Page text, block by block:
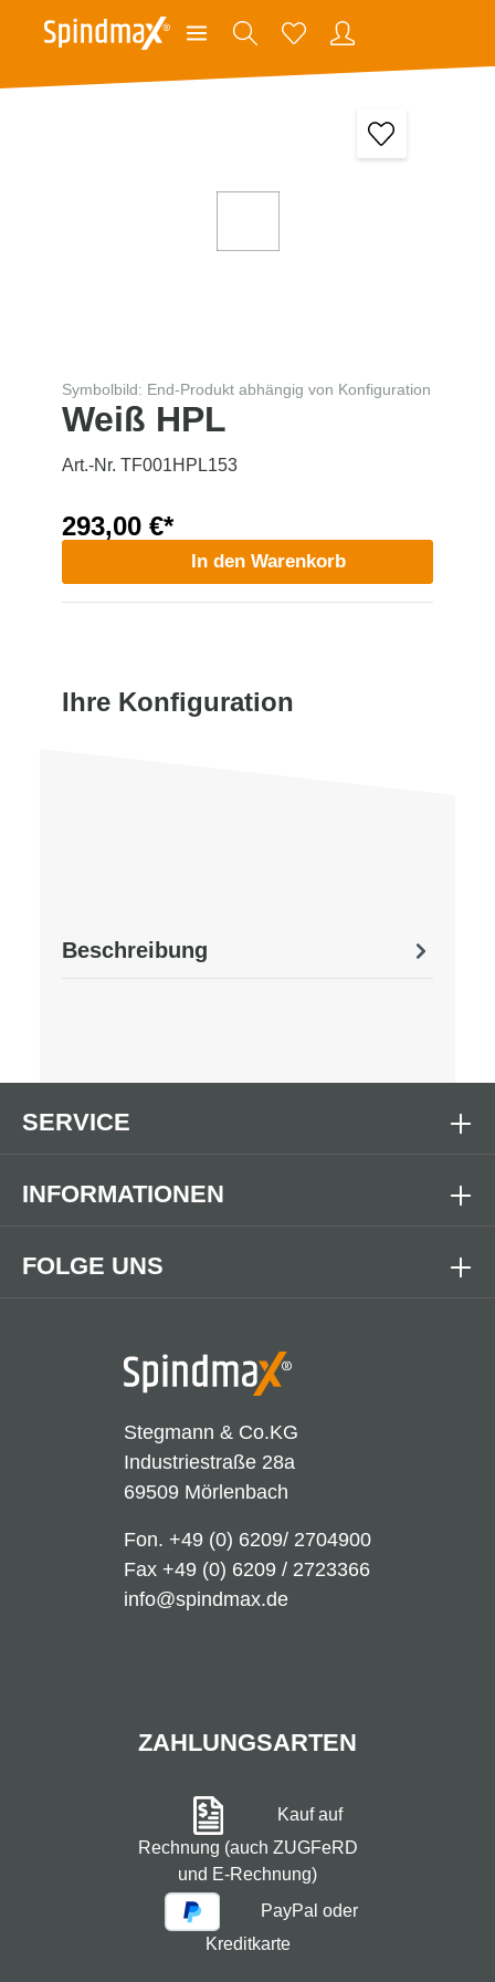
Symbolbild: End-Produkt abhängig von Konfiguration
Weiß HPL
Art.-Nr. TF001HPL153
293,00 €*
In den Warenkorb
Ihre Konfiguration
Beschreibung
Stegmann & Co.KG
Industriestraße 28a
69509 Mörlenbach
Fon. +49 (0) 6209/ 2704900
Fax +49 (0) 6209 / 2723366
info@spindmax.de
FOLGE UNS
SERVICE
INFORMATIONEN
ZAHLUNGSARTEN
Kauf auf
Rechnung (auch ZUGFeRD
und E-Rechnung)
PayPal oder
Kreditkarte